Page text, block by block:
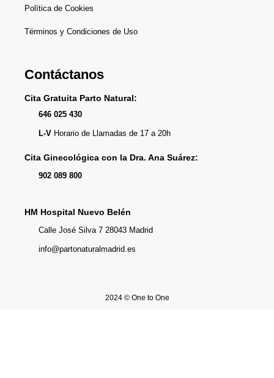
Política de Cookies
Términos y Condiciones de Uso
Contáctanos
Cita Gratuita Parto Natural:
646 025 430
L-VHorario de Llamadas de 17 a 20h
Cita Ginecológica con la Dra. Ana Suárez:
902 089 800
HM Hospital Nuevo Belén
Calle José Silva 7 28043 Madrid
info@partonaturalmadrid.es
2024 © One to One